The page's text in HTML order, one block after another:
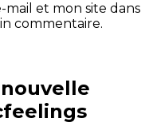
et mon site dans
commentaire.